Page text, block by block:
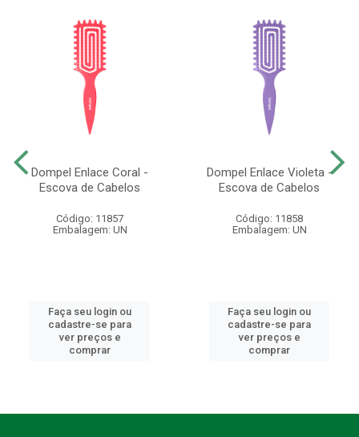
Dompel Enlace Coral -
Escova de Cabelos
Código: 11857
Embalagem: UN
Faça seu login ou
cadastre-se para
ver preços e
comprar
Dompel Enlace Violeta -
Escova de Cabelos
Código: 11858
Embalagem: UN
Faça seu login ou
cadastre-se para
ver preços e
comprar